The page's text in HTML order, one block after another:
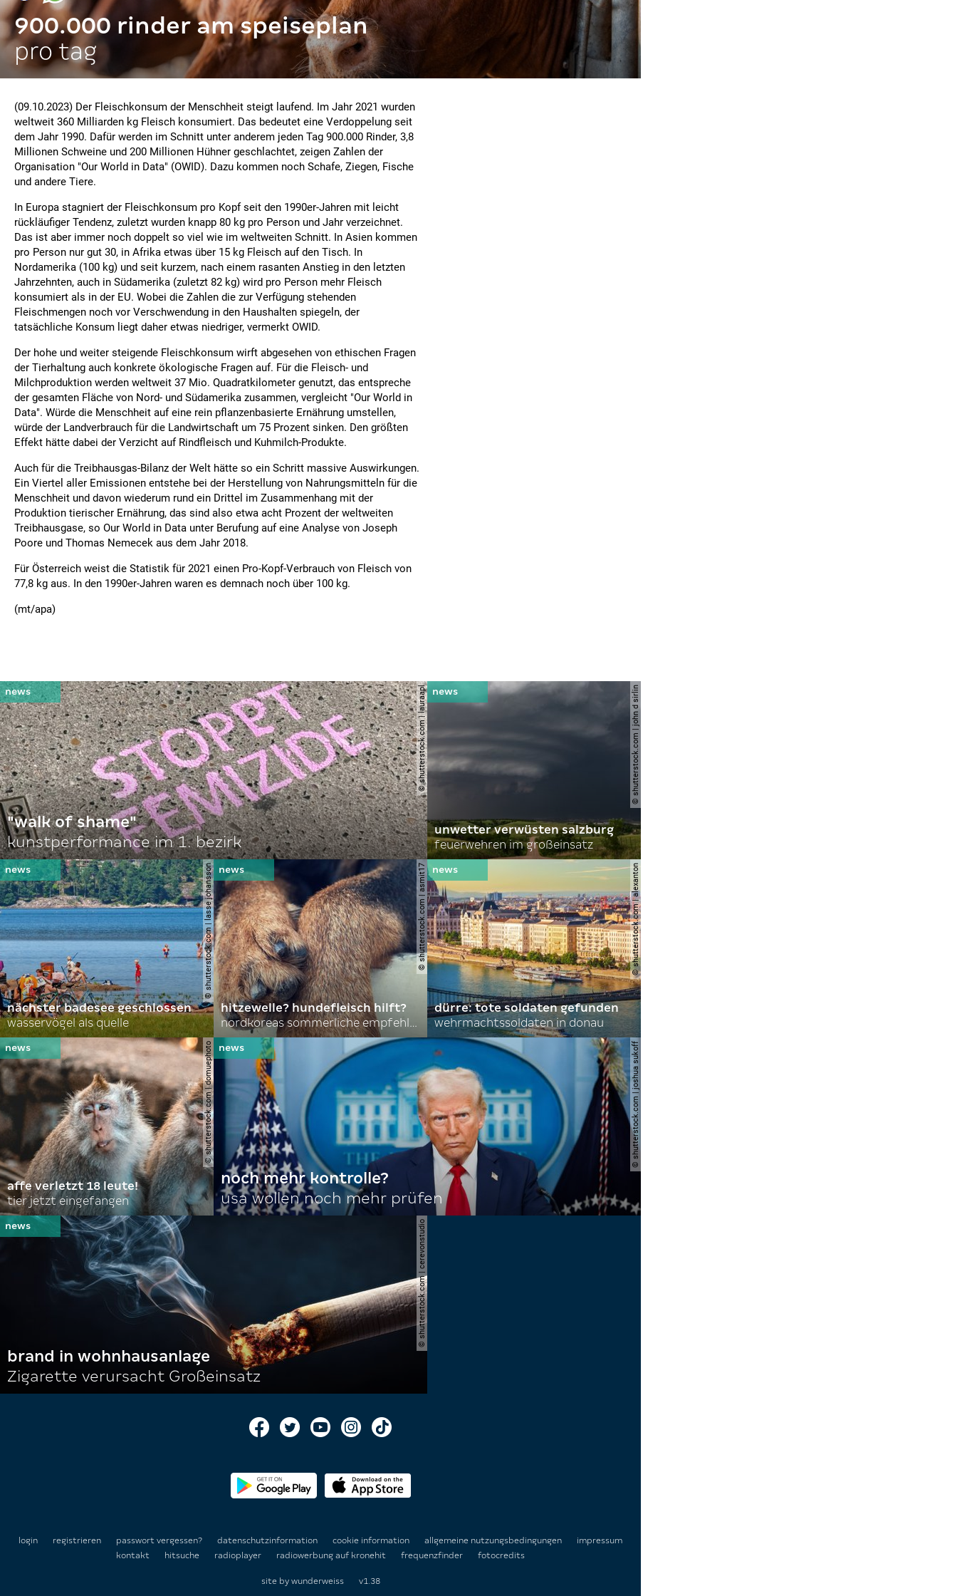
900.000 rinder am speiseplan
pro tag
(09.10.2023) Der Fleischkonsum der Menschheit steigt laufend. Im Jahr 2021 wurden
weltweit 360 Milliarden kg Fleisch konsumiert. Das bedeutet eine Verdoppelung seit
dem Jahr 1990. Dafür werden im Schnitt unter anderem jeden Tag 900.000 Rinder, 3,8
Millionen Schweine und 200 Millionen Hühner geschlachtet, zeigen Zahlen der
Organisation "Our World in Data" (OWID). Dazu kommen noch Schafe, Ziegen, Fische
und andere Tiere.
In Europa stagniert der Fleischkonsum pro Kopf seit den 1990er-Jahren mit leicht
rückläufiger Tendenz, zuletzt wurden knapp 80 kg pro Person und Jahr verzeichnet.
Das ist aber immer noch doppelt so viel wie im weltweiten Schnitt. In Asien kommen
pro Person nur gut 30, in Afrika etwas über 15 kg Fleisch auf den Tisch. In
Nordamerika (100 kg) und seit kurzem, nach einem rasanten Anstieg in den letzten
Jahrzehnten, auch in Südamerika (zuletzt 82 kg) wird pro Person mehr Fleisch
konsumiert als in der EU. Wobei die Zahlen die zur Verfügung stehenden
Fleischmengen noch vor Verschwendung in den Haushalten spiegeln, der
tatsächliche Konsum liegt daher etwas niedriger, vermerkt OWID.
Der hohe und weiter steigende Fleischkonsum wirft abgesehen von ethischen Fragen
der Tierhaltung auch konkrete ökologische Fragen auf. Für die Fleisch- und
Milchproduktion werden weltweit 37 Mio. Quadratkilometer genutzt, das entspreche
der gesamten Fläche von Nord- und Südamerika zusammen, vergleicht "Our World in
Data". Würde die Menschheit auf eine rein pflanzenbasierte Ernährung umstellen,
würde der Landverbrauch für die Landwirtschaft um 75 Prozent sinken. Den größten
Effekt hätte dabei der Verzicht auf Rindfleisch und Kuhmilch-Produkte.
Auch für die Treibhausgas-Bilanz der Welt hätte so ein Schritt massive Auswirkungen.
Ein Viertel aller Emissionen entstehe bei der Herstellung von Nahrungsmitteln für die
Menschheit und davon wiederum rund ein Drittel im Zusammenhang mit der
Produktion tierischer Ernährung, das sind also etwa acht Prozent der weltweiten
Treibhausgase, so Our World in Data unter Berufung auf eine Analyse von Joseph
Poore und Thomas Nemecek aus dem Jahr 2018.
Für Österreich weist die Statistik für 2021 einen Pro-Kopf-Verbrauch von Fleisch von
77,8 kg aus. In den 1990er-Jahren waren es demnach noch über 100 kg.
(mt/apa)
© shutterstock.com | lauraapl
"walk of shame"
kunstperformance im 1. bezirk
© shutterstock.com | john d sirlin
unwetter verwüsten salzburg
feuerwehren im großeinsatz
© shutterstock.com | lasse johansson
nächster badesee geschlossen
wasservögel als quelle
© shutterstock.com | asmit17
hitzewelle? hundefleisch hilft?
nordkoreas sommerliche empfehlungen
© shutterstock.com | alexanton
dürre: tote soldaten gefunden
wehrmachtssoldaten in donau
© shutterstock.com | domuephoto
affe verletzt 18 leute!
tier jetzt eingefangen
© shutterstock.com | joshua sukoff
noch mehr kontrolle?
usa wollen noch mehr prüfen
© shutterstock.com | cerevonstudio
brand in wohnhausanlage
Zigarette verursacht Großeinsatz
login registrieren passwort vergessen? datenschutzinformation cookie information allgemeine nutzungsbedingungen
impressum
kontakt
hitsuche radioplayer radiowerbung auf kronehit frequenzfinder fotocredits
site by wunderweiss v1.38